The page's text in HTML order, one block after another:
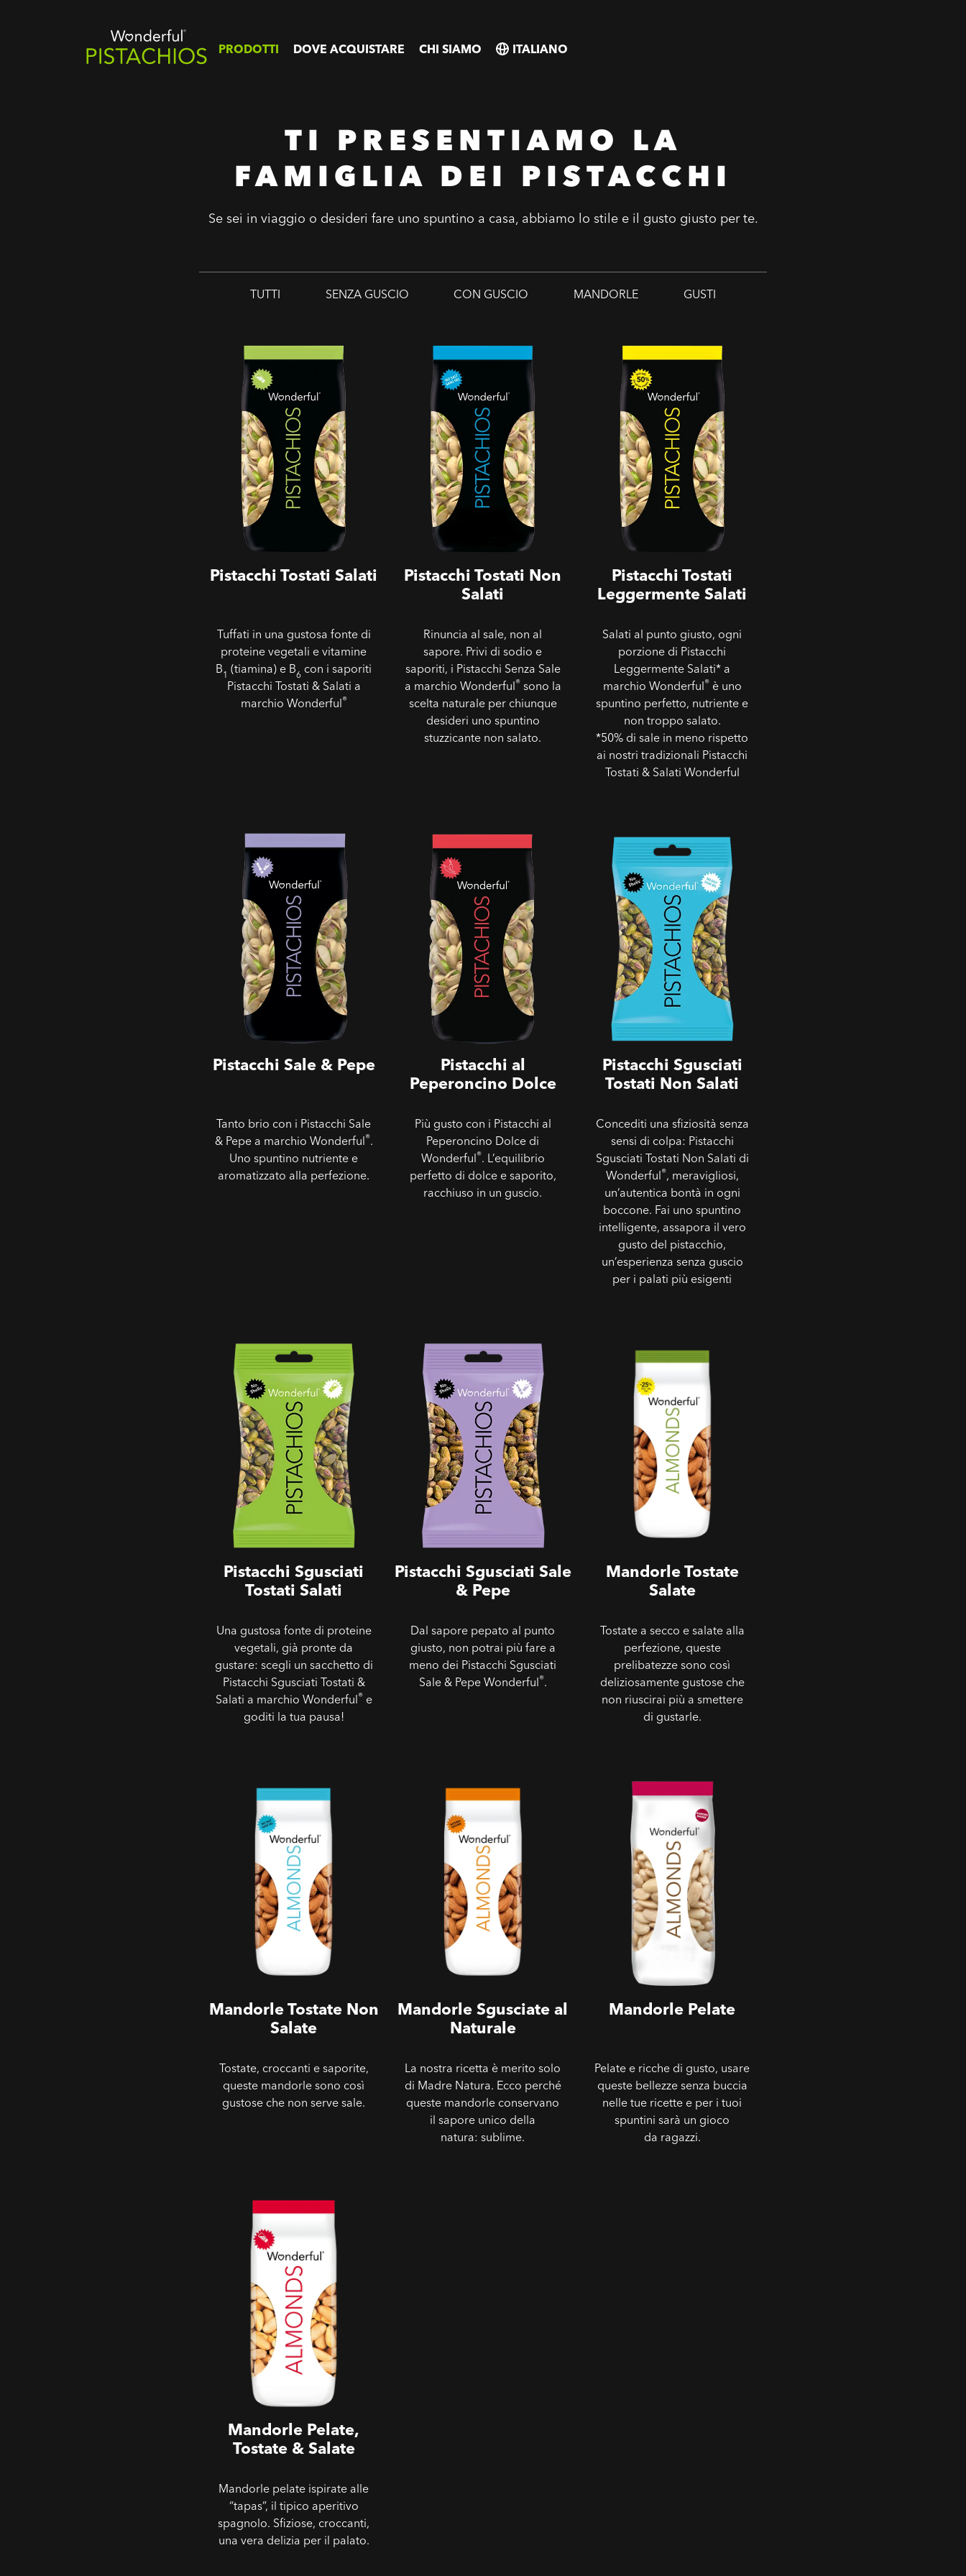
PRODOTTI DOVE ACQUISTARE CHI SIAMO
SELECT
SELECT
TI PRESENTIAMO LA
FAMIGLIA DEI PISTACCHI
Se sei in viaggio o desideri fare uno spuntino a casa, abbiamo lo stile e il gusto giusto per te.
TUTTI SENZA GUSCIO CON GUSCIO MANDORLE GUSTI
Pistacchi Tostati Salati
Tuffati in una gustosa fonte di
proteine vegetali e vitamine
B1 (tiamina) e B6 con i saporiti
Pistacchi Tostati & Salati a
marchio Wonderful®
Pistacchi Tostati Non
Salati
Rinuncia al sale, non al
sapore. Privi di sodio e
saporiti, i Pistacchi Senza Sale
a marchio Wonderful®sono la
scelta naturale per chiunque
desideri uno spuntino
stuzzicante non salato.
Pistacchi Tostati
Leggermente Salati
Salati al punto giusto, ogni
porzione di Pistacchi
Leggermente Salati* a
marchio Wonderful®è uno
spuntino perfetto, nutriente e
non troppo salato.
*50% di sale in meno rispetto
ai nostri tradizionali Pistacchi
Tostati & Salati Wonderful
Pistacchi Sale & Pepe
Tanto brio con i Pistacchi Sale
& Pepe a marchio Wonderful®.
Uno spuntino nutriente e
aromatizzato alla perfezione.
Pistacchi al
Peperoncino Dolce
Più gusto con i Pistacchi al
Peperoncino Dolce di
Wonderful®. L’equilibrio
perfetto di dolce e saporito,
racchiuso in un guscio.
Sgusciati Tostati Non Salati
Pistacchi Sgusciati
Tostati Non Salati
Concediti una sfiziosità senza
sensi di colpa: Pistacchi
Sgusciati Tostati Non Salati di
Wonderful®, meravigliosi,
un’autentica bontà in ogni
boccone. Fai uno spuntino
intelligente, assapora il vero
gusto del pistacchio,
un’esperienza senza guscio
per i palati più esigenti
Sgusciati Tostati Salati
Pistacchi Sgusciati
Tostati Salati
Una gustosa fonte di proteine
vegetali, già pronte da
gustare: scegli un sacchetto di
Pistacchi Sgusciati Tostati &
Salati a marchio Wonderful®e
goditi la tua pausa!
Sgusciati Sale & Pepe
Pistacchi Sgusciati Sale
& Pepe
Dal sapore pepato al punto
giusto, non potrai più fare a
meno dei Pistacchi Sgusciati
Sale & Pepe Wonderful®.
Mandorle Tostate
Salate
Tostate a secco e salate alla
perfezione, queste
prelibatezze sono così
deliziosamente gustose che
non riuscirai più a smettere
di gustarle.
Mandorle Tostate Non
Salate
Tostate, croccanti e saporite,
queste mandorle sono così
gustose che non serve sale.
Mandorle Sgusciate al
Naturale
La nostra ricetta è merito solo
di Madre Natura. Ecco perché
queste mandorle conservano
il sapore unico della
natura: sublime.
Mandorle Pelate
Pelate e ricche di gusto, usare
queste bellezze senza buccia
nelle tue ricette e per i tuoi
spuntini sarà un gioco
da ragazzi.
Mandorle Pelate,
Tostate & Salate
Mandorle pelate ispirate alle
“tapas”, il tipico aperitivo
spagnolo. Sfiziose, croccanti,
una vera delizia per il palato.